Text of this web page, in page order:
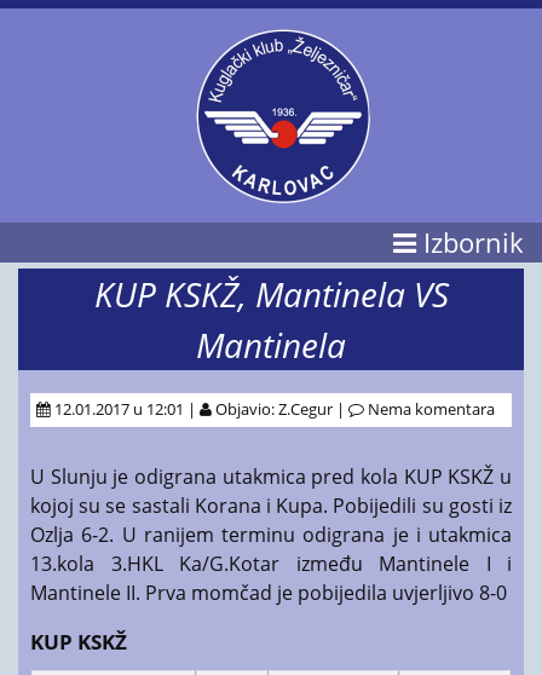
Izbornik
KUP KSKŽ, Mantinela VS
Mantinela
12.01.2017 u 12:01 | Objavio: Z.Cegur | Nema komentara
U Slunju je odigrana utakmica pred kola KUP KSKŽ u
kojoj su se sastali Korana i Kupa. Pobijedili su gosti iz
Ozlja 6-2. U ranijem terminu odigrana je i utakmica
13.kola 3.HKL Ka/G.Kotar između Mantinele I i
Mantinele II. Prva momčad je pobijedila uvjerljivo 8-0
KUP KSKŽ